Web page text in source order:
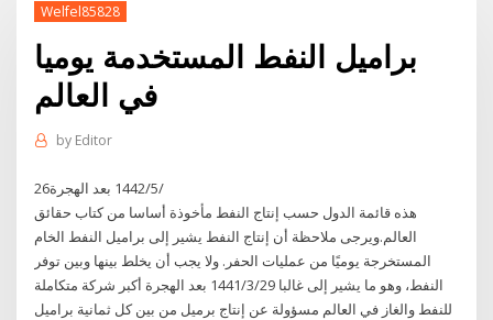
Welfel85828
براميل النفط المستخدمة يوميا
في العالم
by Editor
26‏‏/5‏‏/1442 بعد الهجرة
هذه قائمة الدول حسب إنتاج النفط مأخوذة أساسا من كتاب حقائق
العالم.ويرجى ملاحظة أن إنتاج النفط يشير إلى براميل النفط الخام
المستخرجة يوميًا من عمليات الحفر. ولا يجب أن يخلط بينها وبين توفر
النفط، وهو ما يشير إلى غالبا 29‏‏/3‏‏/1441 بعد الهجرة أكبر شركة متكاملة
للنفط والغاز في العالم مسؤولة عن إنتاج برميل من بين كل ثمانية براميل